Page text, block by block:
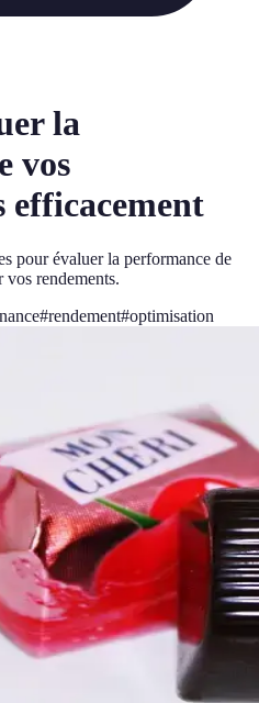
la
vos
efficacement
pour évaluer la performance de
vos rendements.
#rendement#optimisation